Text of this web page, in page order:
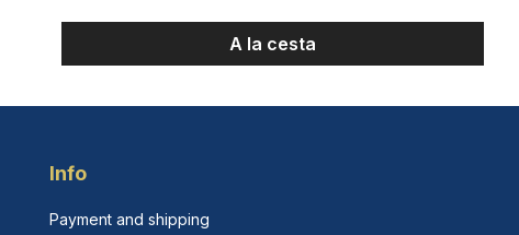
A la cesta
Info
Payment and shipping